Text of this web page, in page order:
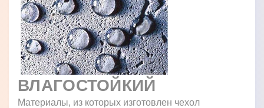
ВЛАГОСТОЙКИЙ
Материалы, из которых изготовлен чехол